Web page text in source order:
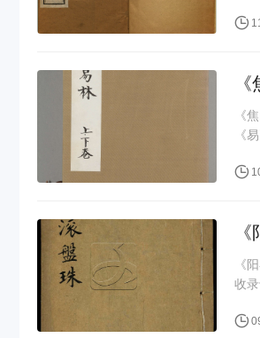
《
《
《
收录